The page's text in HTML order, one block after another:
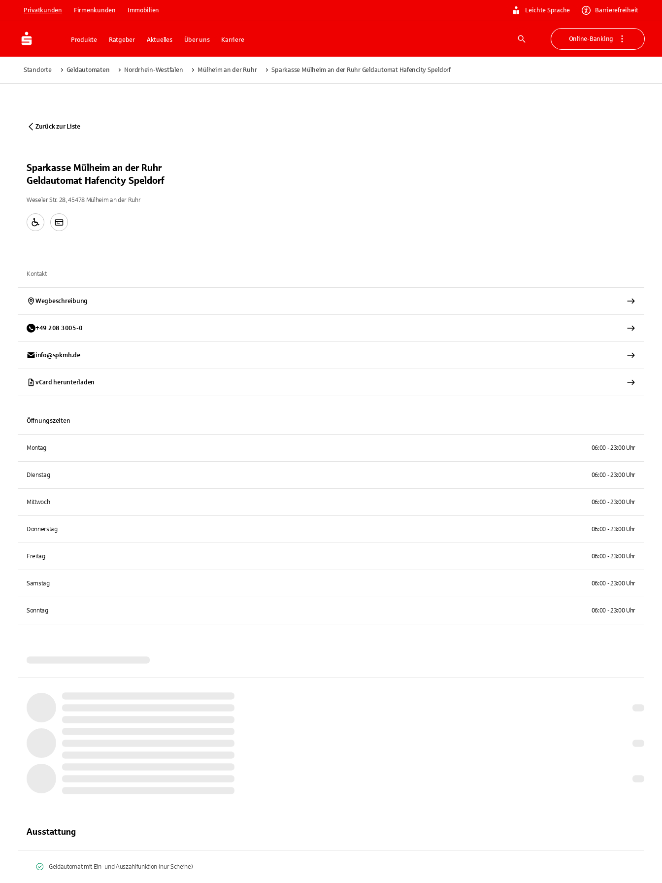
Privatkunden Firmenkunden Immobilien Leichte Sprache Barrierefreiheit
Produkte Ratgeber Aktuelles Über uns Karriere
Suche
Online-Banking
Standorte Geldautomaten Nordrhein-Westfalen Mülheim an der Ruhr Sparkasse Mülheim an der Ruhr Geldautomat Hafencity Speldorf
Zurück zur Liste
Sparkasse Mülheim an der Ruhr
Geldautomat Hafencity Speldorf
Weseler Str. 28, 45478 Mülheim an der Ruhr
Kontakt
Wegbeschreibung
+49 208 3005-0
info@spkmh.de
vCard herunterladen
Öffnungszeiten
Montag 06:00 - 23:00 Uhr
Dienstag 06:00 - 23:00 Uhr
Mittwoch 06:00 - 23:00 Uhr
Donnerstag 06:00 - 23:00 Uhr
Freitag 06:00 - 23:00 Uhr
Samstag 06:00 - 23:00 Uhr
Sonntag 06:00 - 23:00 Uhr
Ausstattung
Geldautomat mit Ein- und Auszahlfunktion (nur Scheine)